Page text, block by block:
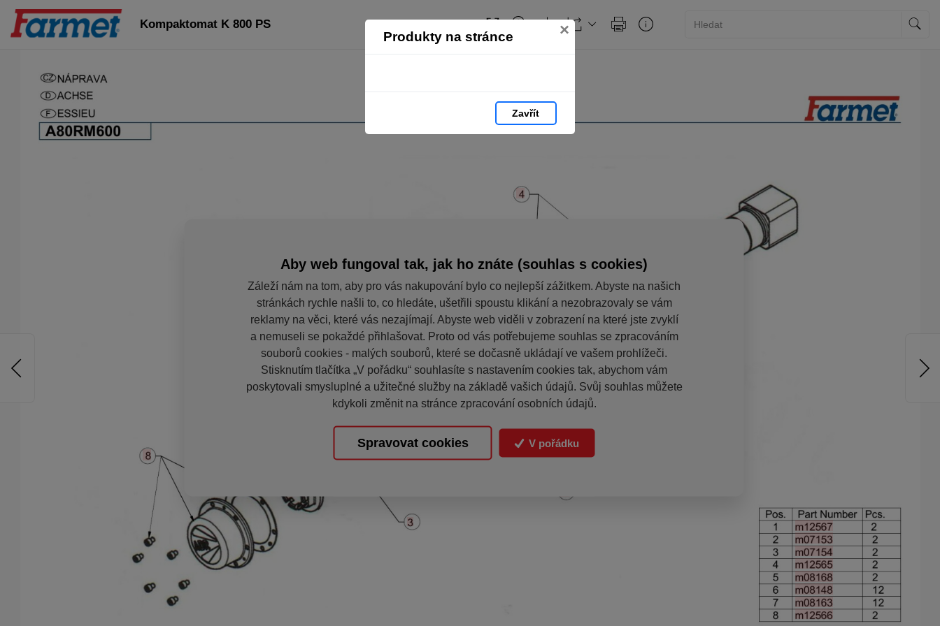
Produkty na stránce ×
Zavřít
Kompaktomat K 800 PS
Aby web fungoval tak, jak ho znáte (souhlas s cookies)
Záleží nám na tom, aby pro vás nakupování bylo co nejlepší zážitkem. Abyste na našich
stránkách rychle našli to, co hledáte, ušetřili spoustu klikání a nezobrazovaly se vám
reklamy na věci, které vás nezajímají. Abyste web viděli v zobrazení na které jste zvyklí
a nemuseli se pokaždé přihlašovat. Proto od vás potřebujeme souhlas se zpracováním
souborů cookies - malých souborů, které se dočasně ukládají ve vašem prohlížeči.
Stisknutím tlačítka „V pořádku“ souhlasíte s nastavením cookies tak, abychom vám
poskytovali smysluplné a užitečné služby na základě vašich údajů. Svůj souhlas můžete
kdykoli změnit na stránce zpracování osobních údajů.
Spravovat cookies V pořádku